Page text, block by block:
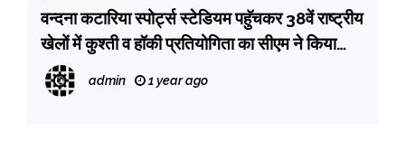
वन्दना कटारिया स्पोर्ट्स स्टेडियम पहुॅचकर 38वें राष्ट्रीय
खेलों में कुश्ती व हॉकी प्रतियोगिता का सीएम ने किया
शुभारंभ
admin 1 year ago